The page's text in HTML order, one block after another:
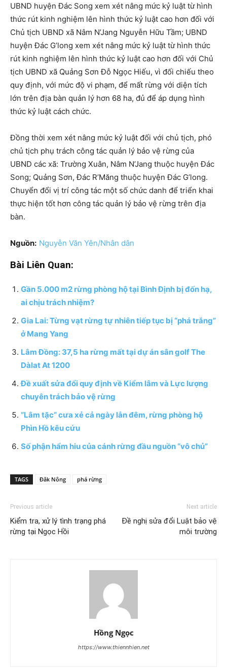
UBND huyện Đác Song xem xét nâng mức kỷ luật từ hình
thức rút kinh nghiệm lên hình thức kỷ luật cao hơn đối với
Chủ tịch UBND xã Nâm N’Jang Nguyễn Hữu Tầm; UBND
huyện Đác G’long xem xét nâng mức kỷ luật từ hình thức
rút kinh nghiệm lên hình thức kỷ luật cao hơn đối với Chủ
tịch UBND xã Quảng Sơn Đỗ Ngọc Hiếu, vì đối chiếu theo
quy định, với mức độ vi phạm, để mất rừng với diện tích
lớn trên địa bàn quản lý hơn 68 ha, đủ để áp dụng hình
thức kỷ luật cách chức.
Đồng thời xem xét nâng mức kỷ luật đối với chủ tịch, phó
chủ tịch phụ trách công tác quản lý bảo vệ rừng của
UBND các xã: Trường Xuân, Nâm N’Jang thuộc huyện Đác
Song; Quảng Sơn, Đác R’Măng thuộc huyện Đác G’long.
Chuyển đổi vị trí công tác một số chức danh để triển khai
thực hiện tốt hơn công tác quản lý bảo vệ rừng trên địa
bàn.
Nguồn: Nguyễn Văn Yên/Nhân dân
Bài Liên Quan:
Gần 5.000 m2 rừng phòng hộ tại Bình Định bị đốn hạ,
ai chịu trách nhiệm?
Gia Lai: Từng vạt rừng tự nhiên tiếp tục bị “phá trắng”
ở Mang Yang
Lâm Đồng: 37,5 ha rừng mất tại dự án sân golf The
Dàlat At 1200
Đề xuất sửa đổi quy định về Kiểm lâm và Lực lượng
chuyên trách bảo vệ rừng
“Lâm tặc” cưa xẻ cả ngày lẫn đêm, rừng phòng hộ
Phìn Hồ kêu cứu
Số phận hẩm hiu của cánh rừng đầu nguồn “vô chủ”
TAGS Đăk Nông phá rừng
Previous article
Kiểm tra, xử lý tình trạng phá
rừng tại Ngọc Hồi
Next article
Đề nghị sửa đổi Luật bảo vệ
môi trường
Hồng Ngọc
https://www.thiennhien.net